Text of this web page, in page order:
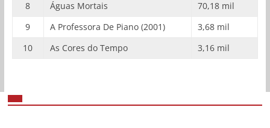
8
Águas Mortais
70,18 mil
9
A Professora De Piano (2001)
3,68 mil
10
As Cores do Tempo 3,16 mil